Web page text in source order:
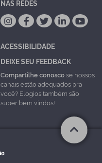
NAS REDES
ACESSIBILIDADE
DEIXE SEU FEEDBACK
Compartilhe conoscose nossos
canais estão adequados pra
você? Elogios também são
super bem vindos!